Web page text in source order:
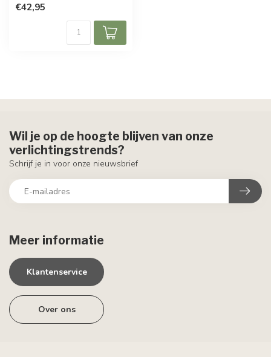
€42,95
Meer informatie
Klantenservice
Over ons
Wil je op de hoogte blijven van onze
verlichtingstrends?
Schrijf je in voor onze nieuwsbrief